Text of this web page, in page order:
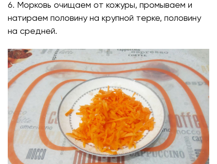
6. Морковь очищаем от кожуры, промываем и
натираем половину на крупной терке, половину
на средней.